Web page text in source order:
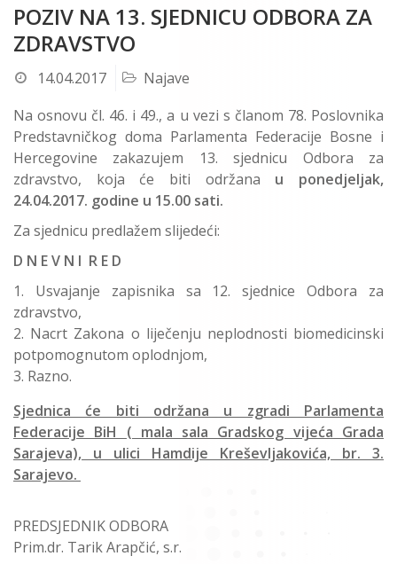
POZIV NA 13. SJEDNICU ODBORA ZA
ZDRAVSTVO
14.04.2017
Najave
Na osnovu čl. 46. i 49., a u vezi s članom 78. Poslovnika
Predstavničkog doma Parlamenta Federacije Bosne i
Hercegovine zakazujem 13. sjednicu Odbora za
zdravstvo, koja će biti održana u ponedjeljak,
24.04.2017. godine u 15.00 sati.
Za sjednicu predlažem slijedeći:
D N E V N I R E D
Usvajanje zapisnika sa 12. sjednice Odbora za
zdravstvo,
Nacrt Zakona o liječenju neplodnosti biomedicinski
potpomognutom oplodnjom,
Razno.
Sjednica će biti održana u zgradi Parlamenta
Federacije BiH ( mala sala Gradskog vijeća Grada
Sarajeva), u ulici Hamdije Kreševljakovića, br. 3.
Sarajevo.
PREDSJEDNIK ODBORA
Prim.dr. Tarik Arapčić, s.r.